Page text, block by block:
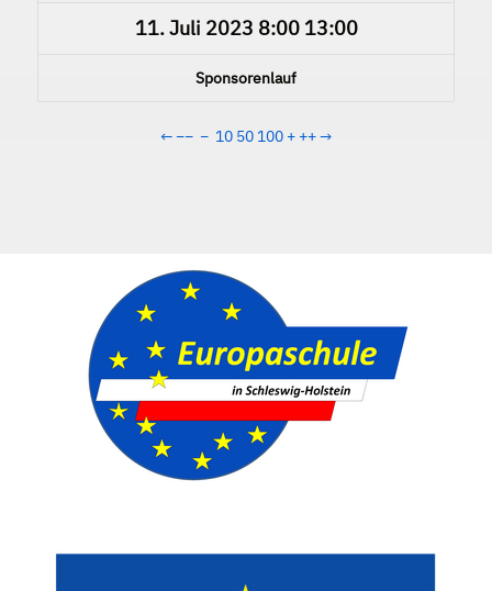
11. Juli 2023 8:00 13:00
Sponsorenlauf
← −− − 10 50 100 + ++→